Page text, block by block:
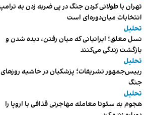
تهران با طولانی کردن جنگ در پی ضربه زدن به
انتخابات میان‌دوره‌ای است
تحلیل
نسل معلق؛ ایرانیانی که میان رفتن، دیده شدن و
بازگشت زندگی می‌کنند
تحلیل
رییس‌جمهور تشریفات؛ پزشکیان در حاشیه روزهای
جنگ
تحلیل
هجوم به سئوتا معامله مهاجرتی قذافی با اروپا را